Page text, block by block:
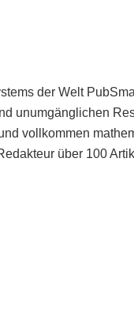
der Welt
unumgänglichen
vollkommen
über 100